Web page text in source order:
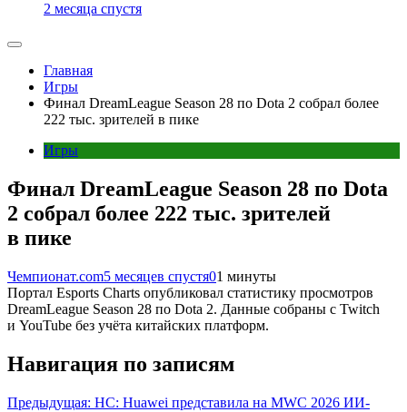
2 месяца спустя
Главная
Игры
Финал DreamLeague Season 28 по Dota 2 собрал более
222 тыс. зрителей в пике
Игры
Финал DreamLeague Season 28 по Dota
2 собрал более 222 тыс. зрителей
в пике
Чемпионат.com5 месяцев спустя01 минуты
Портал Esports Charts опубликовал статистику просмотров
DreamLeague Season 28 по Dota 2. Данные собраны с Twitch
и YouTube без учёта китайских платформ.
Навигация по записям
Предыдущая: HC: Huawei представила на MWC 2026 ИИ-